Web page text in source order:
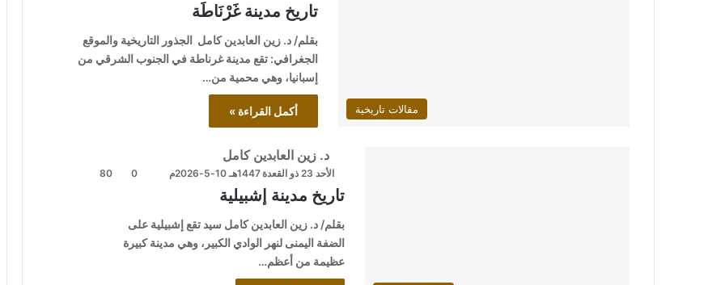
مقالات تاريخية
تاريخ مدينة غَرْنَاطَة
بقلم/ د. زين العابدين كامل الجذور التاريخية والموقع
الجغرافي: تقع مدينة غرناطة في الجنوب الشرقي من
إسبانيا، وهي محمية من…
أكمل القراءة »
د. زين العابدين كامل
الأحد 23 ذو القعدة 1447هـ 10-5-2026م 0
80
تاريخ مدينة إشبيلية
بقلم/ د. زين العابدين كامل سيد تقع إشبيلية على
الضفة اليمنى لنهر الوادي الكبير، وهي مدينة كبيرة
عظيمة من أعظم…